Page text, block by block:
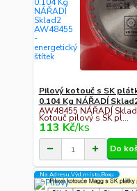
Pilový kotouč s SK
0.104 Kg NÁŘADÍ
AW48455 NÁŘADÍ
Kotouč pilový s SK pl...
113 Kč/ks
Do
Na Adresu,Výd.místo,Boxu